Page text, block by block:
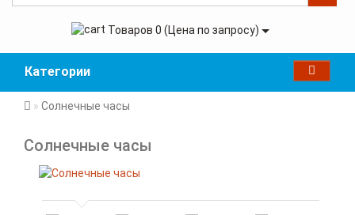
Товаров 0 (Цена по запросу)
Категории
Солнечные часы
Солнечные часы